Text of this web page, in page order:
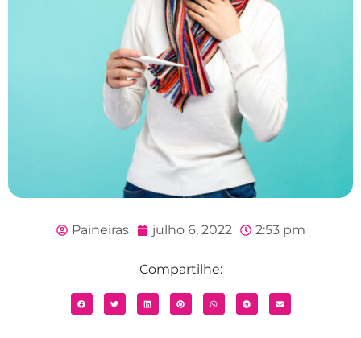
Paineiras julho 6, 2022 2:53 pm
Compartilhe: